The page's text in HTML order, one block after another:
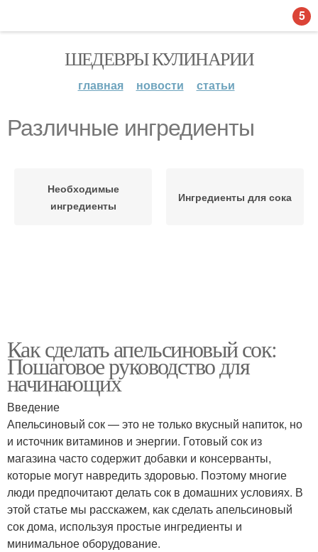
ШЕДЕВРЫ КУЛИНАРИИ
главная новости статьи
Различные ингредиенты
Необходимые
ингредиенты
Ингредиенты для сока
Как сделать апельсиновый сок:
Пошаговое руководство для
начинающих
Введение
Апельсиновый сок — это не только вкусный напиток, но
и источник витаминов и энергии. Готовый сок из
магазина часто содержит добавки и консерванты,
которые могут навредить здоровью. Поэтому многие
люди предпочитают делать сок в домашних условиях. В
этой статье мы расскажем, как сделать апельсиновый
сок дома, используя простые ингредиенты и
минимальное оборудование.
5